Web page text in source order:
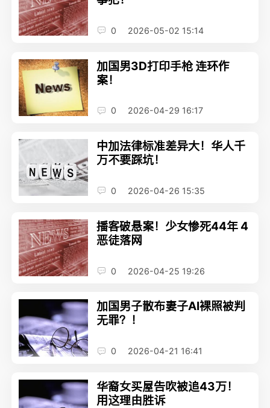
0 2026-05-02 15:14
加国男3D打印手枪 连环作
案！
0 2026-04-29 16:17
中加法律标准差异大！华人千
万不要踩坑！
0 2026-04-26 15:35
播客破悬案！少女惨死44年 4
恶徒落网
0 2026-04-25 19:26
加国男子散布妻子AI裸照被判
无罪？！
0 2026-04-21 16:41
华裔女买屋告吹被追43万！
用这理由胜诉